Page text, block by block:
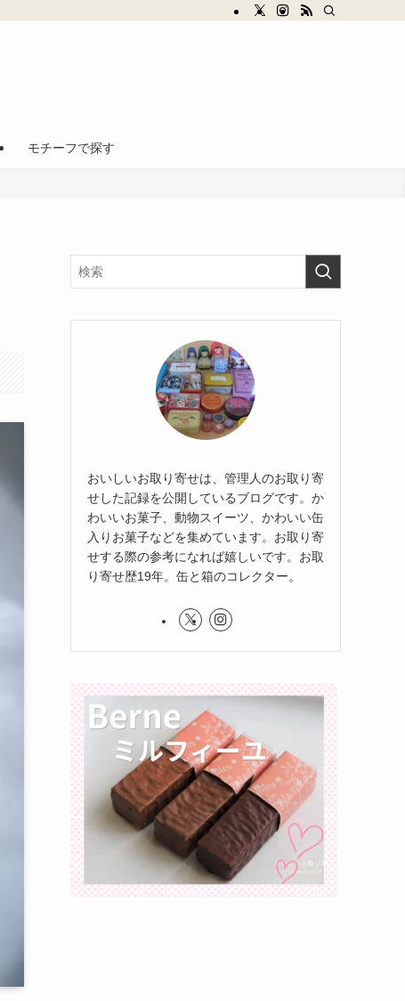
モチーフで探す
おいしいお取り寄せは、管理人のお取り寄
せした記録を公開しているブログです。か
わいいお菓子、動物スイーツ、かわいい缶
入りお菓子などを集めています。お取り寄
せする際の参考になれば嬉しいです。お取
り寄せ歴19年。缶と箱のコレクター。